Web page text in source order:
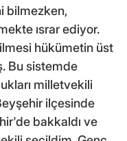
bilmezken,
ısrar ediyor.
hükümetin üst
Bu sistemde
milletvekili
ilçesinde
bakkaldı ve